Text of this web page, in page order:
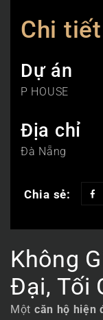
Chi
Dự án
P HOUSE
Địa chỉ
Đà Nẵng
Chia sẻ:
Không
Đại, Tối
Một căn hộ hiện